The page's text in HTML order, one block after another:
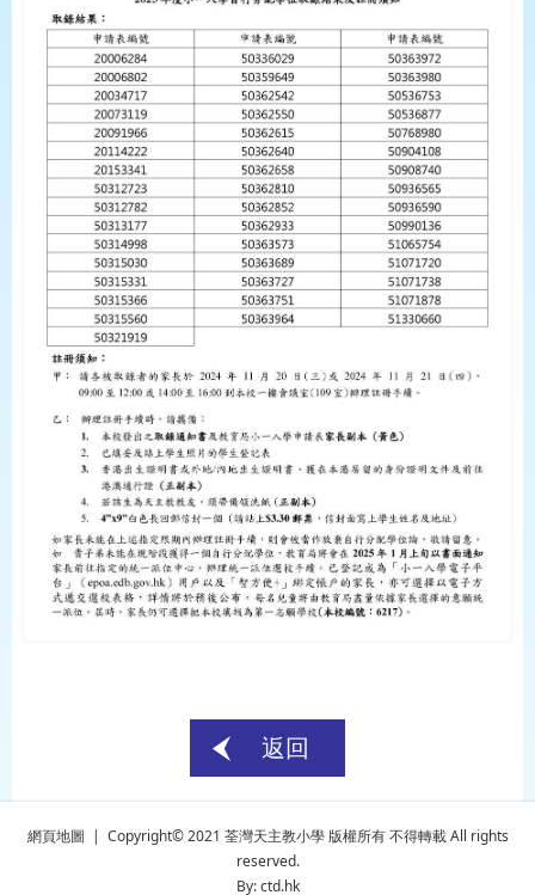
返回
網頁地圖 | Copyright© 2021 荃灣天主教小學 版權所有 不得轉載 All rights
reserved.
By: ctd.hk